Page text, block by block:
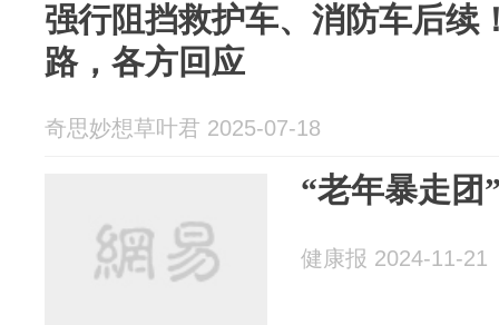
强行阻挡救护车、消防车后续
路，各方回应
奇思妙想草叶君 2025-07-18
“老年暴走团
健康报 2024-11-21